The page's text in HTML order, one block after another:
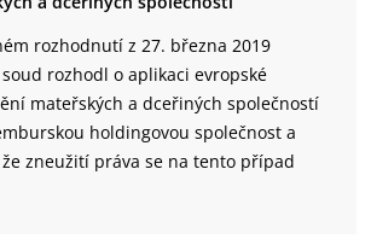
rozhodnutí z 27. března 2019
rozhodl o aplikaci evropské
mateřských a dceřiných společností
holdingovou společnost a
zneužití práva se na tento případ